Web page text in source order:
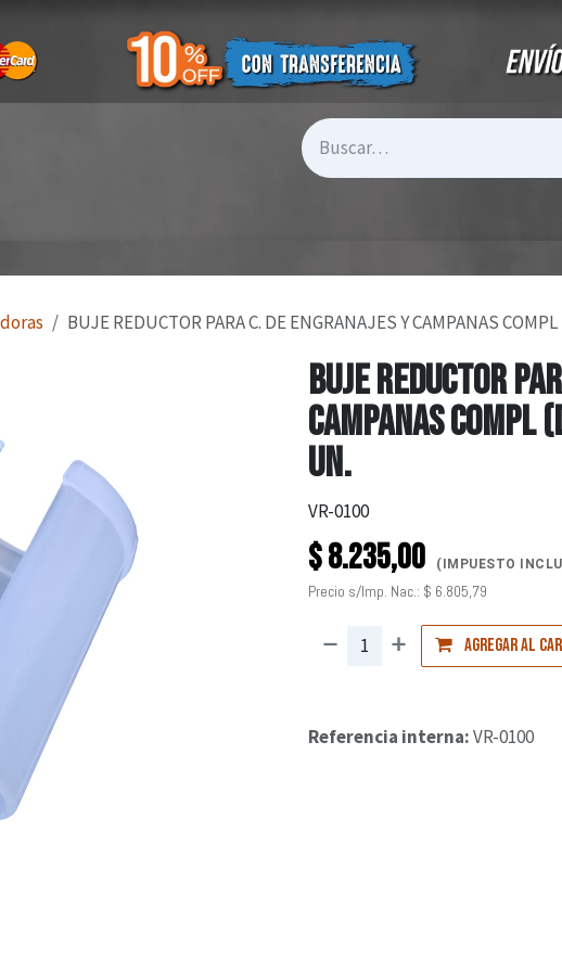
BUJE REDUCTOR PARA C. DE ENGRANAJES Y CAMPANAS
BUJE REDUCTOR
CAMPANAS
UN.
VR-0100
$8.235,00 (IMPUESTO
Precio s/Imp. Nac.: $ 6.805,79
Agregar al
Referencia interna:VR-0100